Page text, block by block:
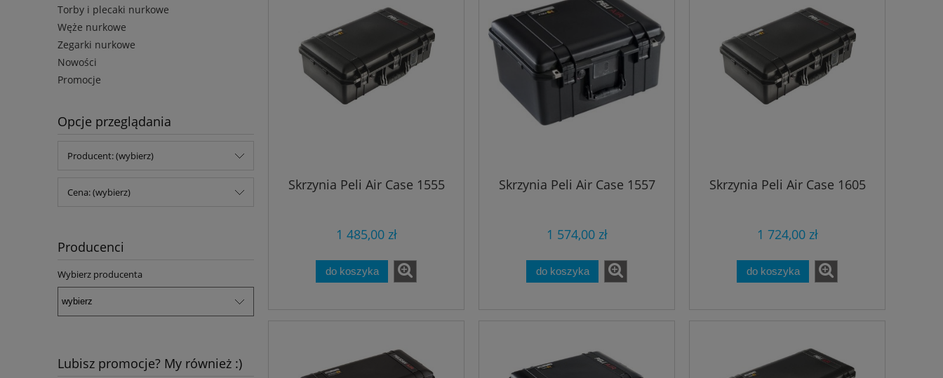
Torby i plecaki nurkowe
Węże nurkowe
Zegarki nurkowe
Nowości
Promocje
Opcje przeglądania
Producent: (wybierz)
Cena: (wybierz)
Producenci
Wybierz producenta
Lubisz promocje? My również :)
Skrzynia Peli Air Case 1555
1 485,00 zł
do koszyka
Skrzynia Peli Air Case 1557
1 574,00 zł
do koszyka
Skrzynia Peli Air Case 1605
1 724,00 zł
do koszyka